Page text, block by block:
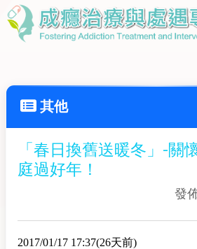
其他
「春日換舊送暖冬」-關
庭過好年！
發
2017/01/17 17:37(26天前)